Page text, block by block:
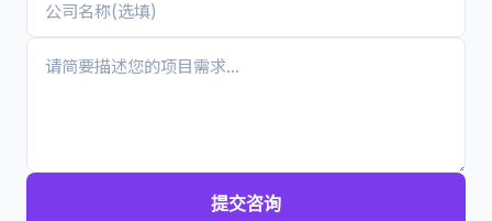
提交咨询